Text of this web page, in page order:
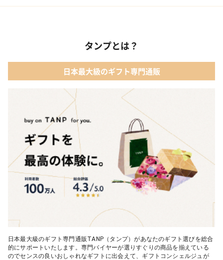
02 ベビー寝具・家具
04 ベビー・キッズファッション
06 タオル
02 【名入れギフト】音いっぱい積み木｜エド・インター
03 ママズケア セレクトボックス｜モディッシュ
04 フレイバーおむつケーキ｜AIRIM baby（アイリムベビー）
05 Chouette フード付きバスタオル&ハンカチセット｜コンテッ
タンプとは？
日本最大級のギフト専門通販
日本最大級のギフト専門通販TANP（タンプ）があなたのギフト選びを総合
的にサポートいたします。専門バイヤーが選りすぐりの商品を揃えている
のでセンスの良いおしゃれなギフトに出会えて、ギフトコンシェルジュが